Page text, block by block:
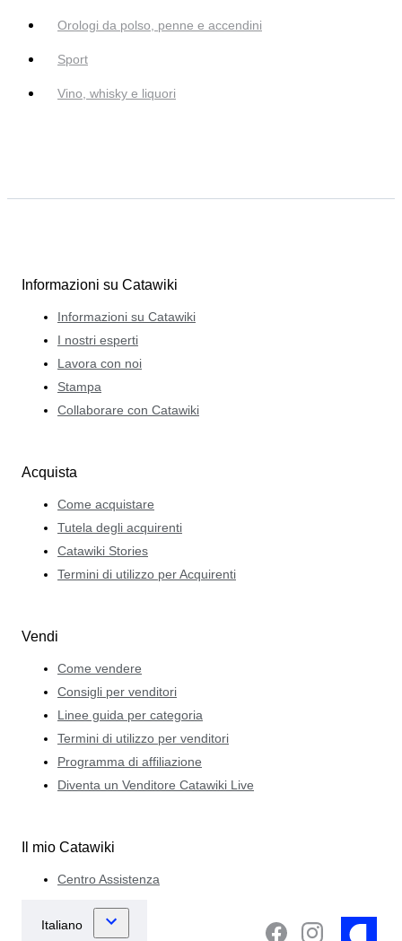
Orologi da polso, penne e accendini
Sport
Vino, whisky e liquori
Informazioni su Catawiki
Informazioni su Catawiki
I nostri esperti
Lavora con noi
Stampa
Collaborare con Catawiki
Acquista
Come acquistare
Tutela degli acquirenti
Catawiki Stories
Termini di utilizzo per Acquirenti
Vendi
Come vendere
Consigli per venditori
Linee guida per categoria
Termini di utilizzo per venditori
Programma di affiliazione
Diventa un Venditore Catawiki Live
Il mio Catawiki
Centro Assistenza